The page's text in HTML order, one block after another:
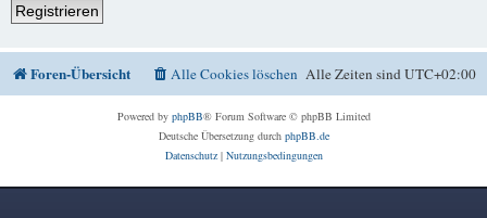
Registrieren
Foren-Übersicht Alle Zeiten sindUTC+02:00
Alle Cookies löschen
Powered by phpBB® Forum Software © phpBB Limited
Deutsche Übersetzung durch phpBB.de
Datenschutz| Nutzungsbedingungen